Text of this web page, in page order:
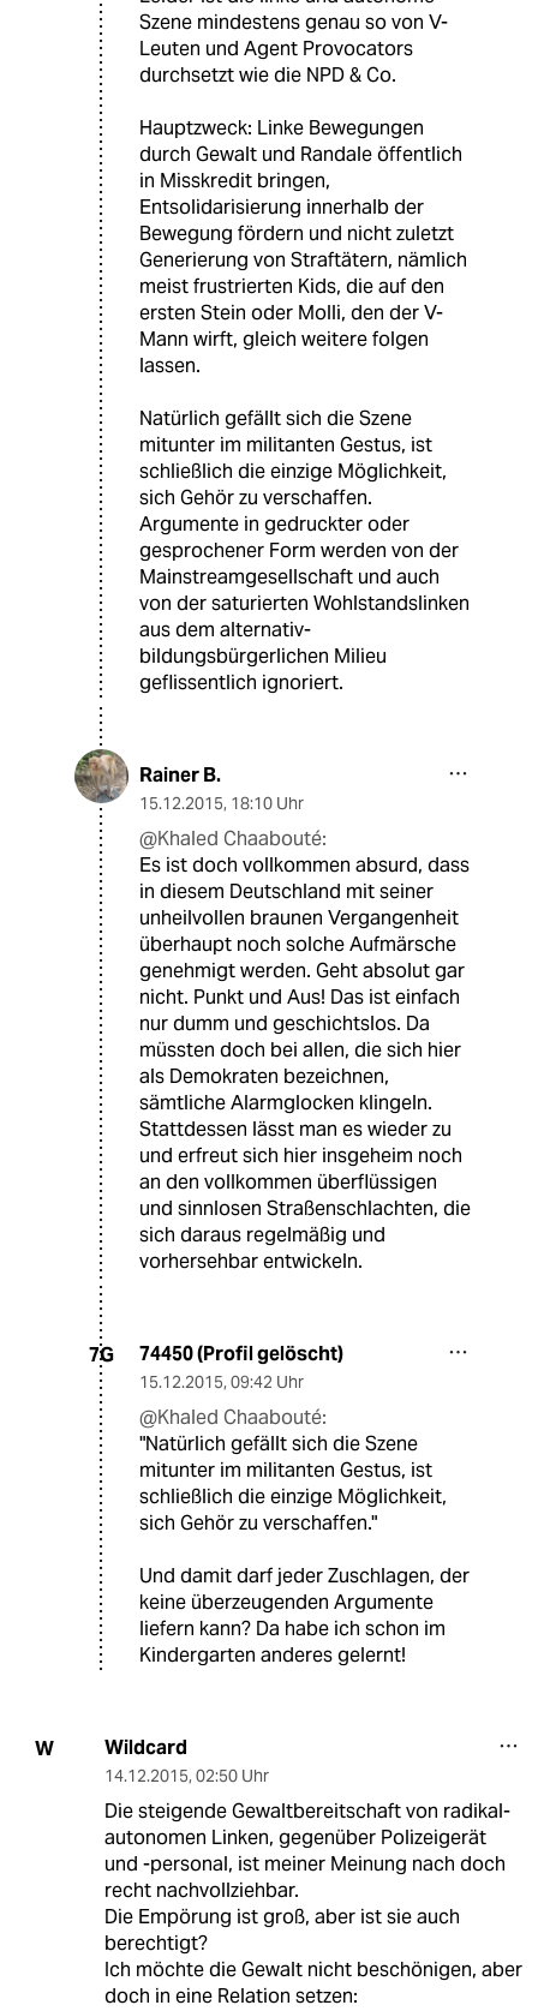
Szene mindestens genau so von V-
Leuten und Agent Provocators
durchsetzt wie die NPD & Co.
Hauptzweck: Linke Bewegungen
durch Gewalt und Randale öffentlich
in Misskredit bringen,
Entsolidarisierung innerhalb der
Bewegung fördern und nicht zuletzt
Generierung von Straftätern, nämlich
meist frustrierten Kids, die auf den
ersten Stein oder Molli, den der V-
Mann wirft, gleich weitere folgen
lassen.
Natürlich gefällt sich die Szene
mitunter im militanten Gestus, ist
schließlich die einzige Möglichkeit,
sich Gehör zu verschaffen.
Argumente in gedruckter oder
gesprochener Form werden von der
Mainstreamgesellschaft und auch
von der saturierten Wohlstandslinken
aus dem alternativ-
bildungsbürgerlichen Milieu
geflissentlich ignoriert.
Rainer B.
15.12.2015, 18:10 Uhr
@Khaled Chaabouté:
Es ist doch vollkommen absurd, dass
in diesem Deutschland mit seiner
unheilvollen braunen Vergangenheit
überhaupt noch solche Aufmärsche
genehmigt werden. Geht absolut gar
nicht. Punkt und Aus! Das ist einfach
nur dumm und geschichtslos. Da
müssten doch bei allen, die sich hier
als Demokraten bezeichnen,
sämtliche Alarmglocken klingeln.
Stattdessen lässt man es wieder zu
und erfreut sich hier insgeheim noch
an den vollkommen überflüssigen
und sinnlosen Straßenschlachten, die
sich daraus regelmäßig und
vorhersehbar entwickeln.
7G 74450 (Profil gelöscht)
15.12.2015, 09:42 Uhr
@Khaled Chaabouté:
"Natürlich gefällt sich die Szene
mitunter im militanten Gestus, ist
schließlich die einzige Möglichkeit,
sich Gehör zu verschaffen."
Und damit darf jeder Zuschlagen, der
keine überzeugenden Argumente
liefern kann? Da habe ich schon im
Kindergarten anderes gelernt!
W Wildcard
14.12.2015, 02:50 Uhr
Die steigende Gewaltbereitschaft von radikal-
autonomen Linken, gegenüber Polizeigerät
und -personal, ist meiner Meinung nach doch
recht nachvollziehbar.
Die Empörung ist groß, aber ist sie auch
berechtigt?
Ich möchte die Gewalt nicht beschönigen, aber
doch in eine Relation setzen: